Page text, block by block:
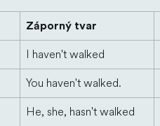
Záporný tvar
I haven't walked
You haven't walked.
He, she, hasn't walked